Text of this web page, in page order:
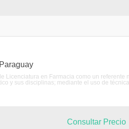
Licenciatura en Farmacia como un referente
y sus disciplinas; mediante el uso de
Consultar Precio